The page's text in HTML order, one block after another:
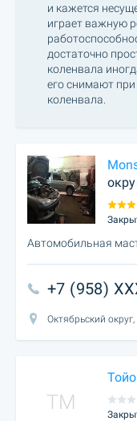
и кажется
играет важную
достаточно
коленвала
его снимают
коленвала.
Автомобильная
+7 (958)
Октябрьский
TM